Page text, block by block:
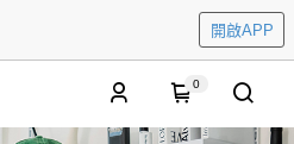
開啟APP
0